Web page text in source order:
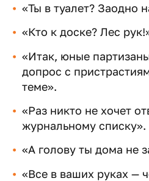
«Ты в туалет? Заодно
«Кто к доске? Лес
«Итак, юные
допрос с
теме».
«Раз никто не хочет
журнальному списку».
«А голову ты дома не
«Все в ваших руках —